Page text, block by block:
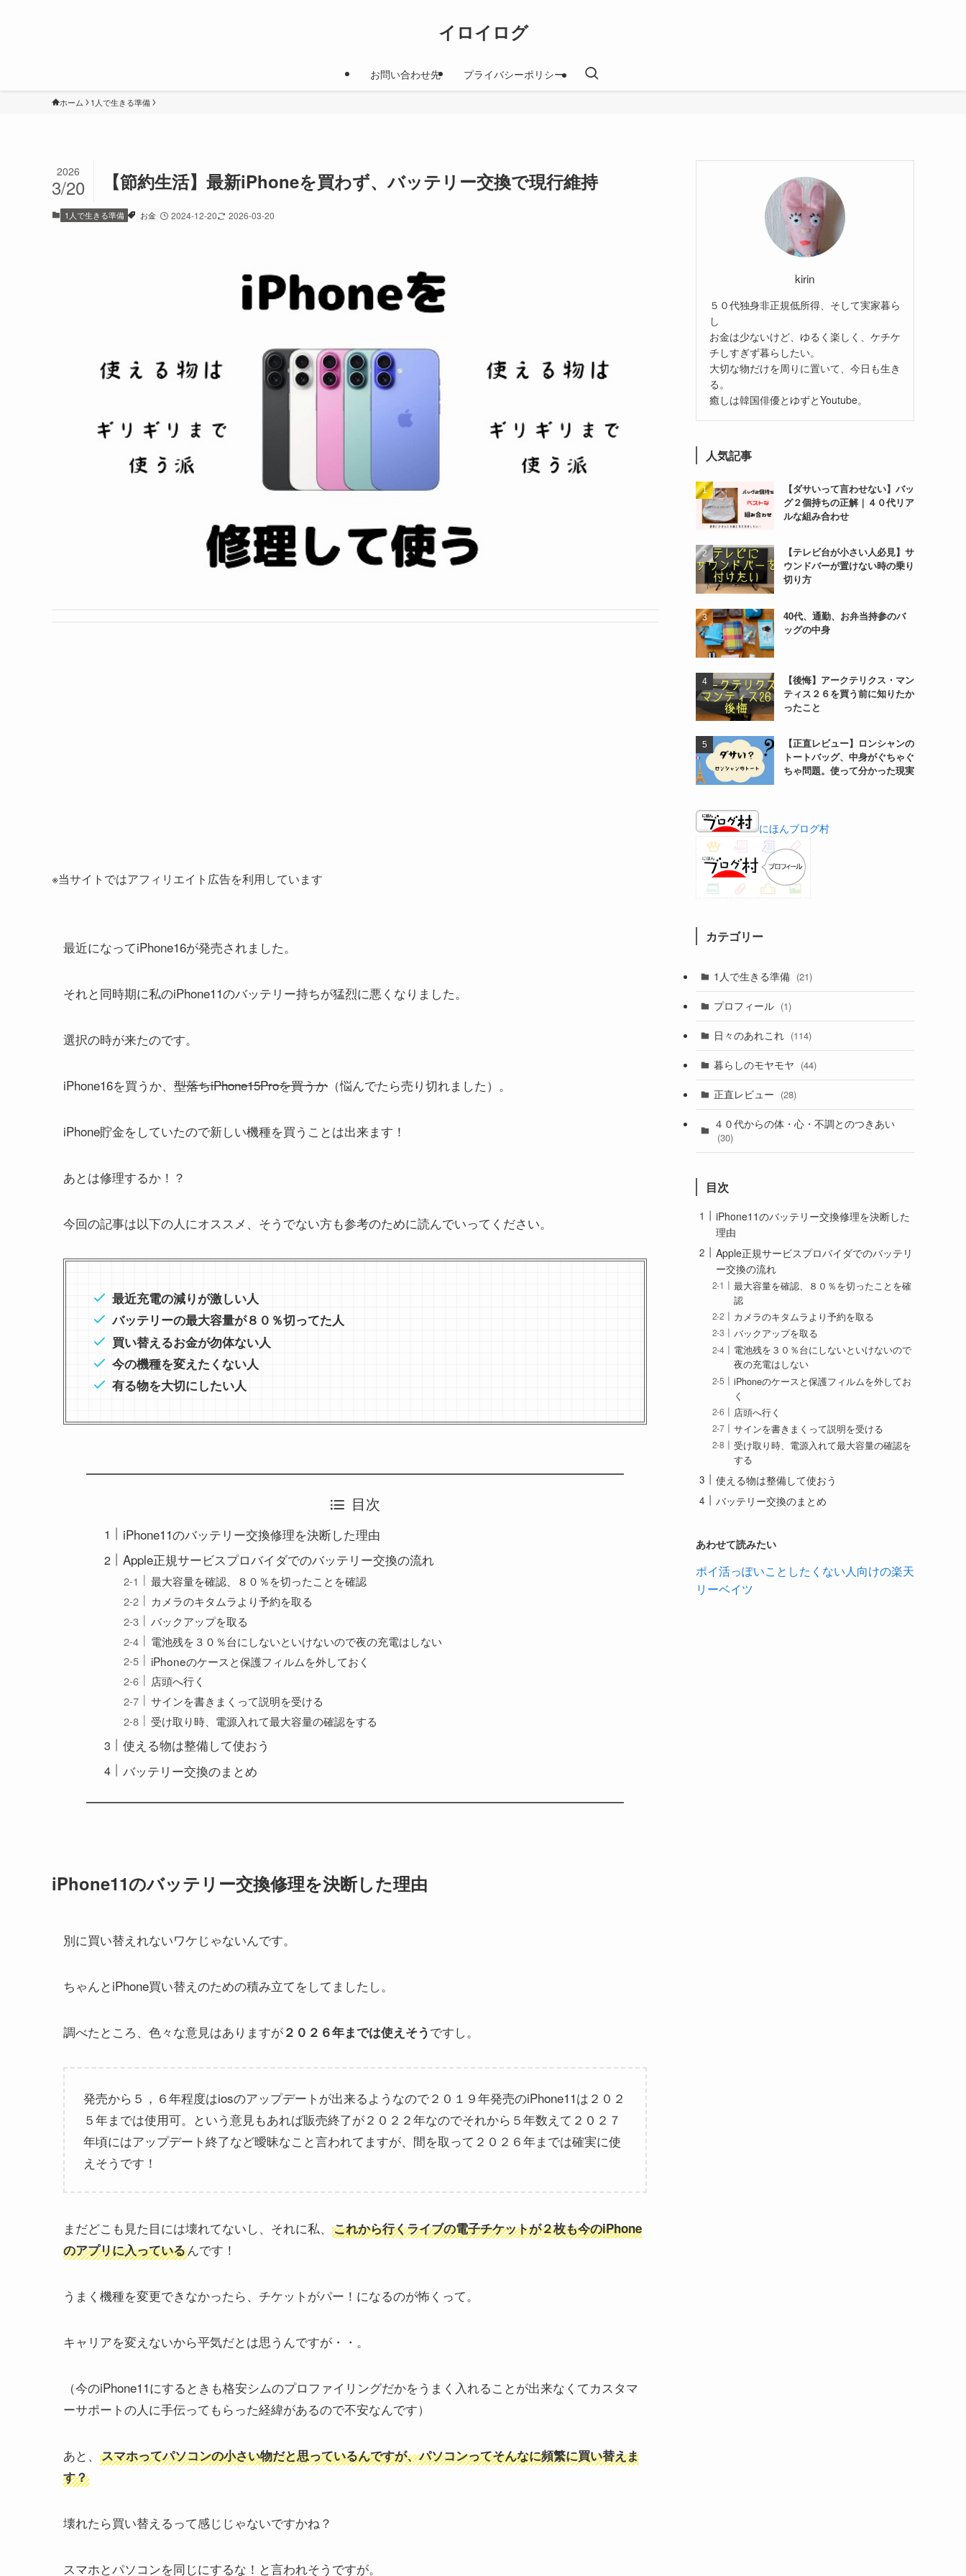
イロイログ
お問い合わせ先 プライバシーポリシー
ホーム 1人で生きる準備
【節約生活】最新iPhoneを買わず、バッテリー交換で現行維持
2026
3/20
1人で生きる準備 お金 2024-12-20 2026-03-20
※当サイトではアフィリエイト広告を利用しています
最近になってiPhone16が発売されました。
それと同時期に私のiPhone11のバッテリー持ちが猛烈に悪くなりました。
選択の時が来たのです。
iPhone16を買うか、 型落ちiPhone15Proを買うか （悩んでたら売り切れました）。
iPhone貯金をしていたので新しい機種を買うことは出来ます！
あとは修理するか！？
今回の記事は以下の人にオススメ、そうでない方も参考のために読んでいってください。
最近充電の減りが激しい人
バッテリーの最大容量が８０％切ってた人
買い替えるお金が勿体ない人
今の機種を変えたくない人
有る物を大切にしたい人
目次
iPhone11のバッテリー交換修理を決断した理由
Apple正規サービスプロバイダでのバッテリー交換の流れ
最大容量を確認、８０％を切ったことを確認
カメラのキタムラより予約を取る
バックアップを取る
電池残を３０％台にしないといけないので夜の充電はしない
iPhoneのケースと保護フィルムを外しておく
店頭へ行く
サインを書きまくって説明を受ける
受け取り時、電源入れて最大容量の確認をする
使える物は整備して使おう
バッテリー交換のまとめ
iPhone11のバッテリー交換修理を決断した理由
別に買い替えれないワケじゃないんです。
ちゃんとiPhone買い替えのための積み立てをしてましたし。
調べたところ、色々な意見はありますが２０２６年までは使えそうですし。
発売から５，６年程度はiosのアップデートが出来るようなので２０１９年発売のiPhone11は２０２
５年までは使用可。という意見もあれば販売終了が２０２２年なのでそれから５年数えて２０２７
年頃にはアップデート終了など曖昧なこと言われてますが、間を取って２０２６年までは確実に使
えそうです！
まだどこも見た目には壊れてないし、それに私、
これから行くライブの電子チケットが２枚も今のiPhone
のアプリに入っているんです！
うまく機種を変更できなかったら、チケットがパー！になるのが怖くって。
キャリアを変えないから平気だとは思うんですが・・。
（今のiPhone11にするときも格安シムのプロファイリングだかをうまく入れることが出来なくてカスタマ
ーサポートの人に手伝ってもらった経緯があるので不安なんです）
あと、
スマホってパソコンの小さい物だと思っているんですが、パソコンってそんなに頻繁に買い替えま
す？
壊れたら買い替えるって感じじゃないですかね？
スマホとパソコンを同じにするな！と言われそうですが。
kirin
５０代独身非正規低所得、そして実家暮ら
し
お金は少ないけど、ゆるく楽しく、ケチケ
チしすぎず暮らしたい。
大切な物だけを周りに置いて、今日も生き
る。
癒しは韓国俳優とゆずとYoutube。
人気記事
【ダサいって言わせない】バッ
グ２個持ちの正解｜４０代リア
ルな組み合わせ
【テレビ台が小さい人必見】サ
ウンドバーが置けない時の乗り
切り方
40代、通勤、お弁当持参のバ
ッグの中身
【後悔】アークテリクス・マン
ティス２６を買う前に知りたか
ったこと
【正直レビュー】ロンシャンの
トートバッグ、中身がぐちゃぐ
ちゃ問題。使って分かった現実
にほんブログ村
カテゴリー
1人で生きる準備 (21)
プロフィール (1)
日々のあれこれ (114)
暮らしのモヤモヤ (44)
正直レビュー (28)
４０代からの体・心・不調とのつきあい
(30)
目次
iPhone11のバッテリー交換修理を決断した
理由
Apple正規サービスプロバイダでのバッテリ
ー交換の流れ
最大容量を確認、８０％を切ったことを確
認
カメラのキタムラより予約を取る
バックアップを取る
電池残を３０％台にしないといけないので
夜の充電はしない
iPhoneのケースと保護フィルムを外してお
く
店頭へ行く
サインを書きまくって説明を受ける
受け取り時、電源入れて最大容量の確認を
する
使える物は整備して使おう
バッテリー交換のまとめ
あわせて読みたい
ポイ活っぽいことしたくない人向けの楽天
リーベイツ